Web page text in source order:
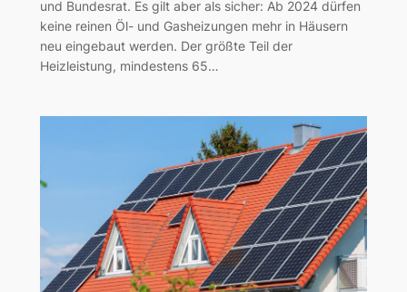
und Bundesrat. Es gilt aber als sicher: Ab 2024 dürfen
keine reinen Öl- und Gasheizungen mehr in Häusern
neu eingebaut werden. Der größte Teil der
Heizleistung, mindestens 65…